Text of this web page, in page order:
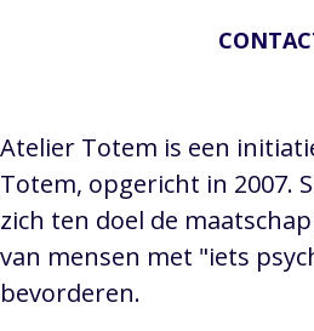
Atelier Totem is een
Totem, opgericht in 2007.
zich ten doel de
van mensen met "iets
bevorderen.